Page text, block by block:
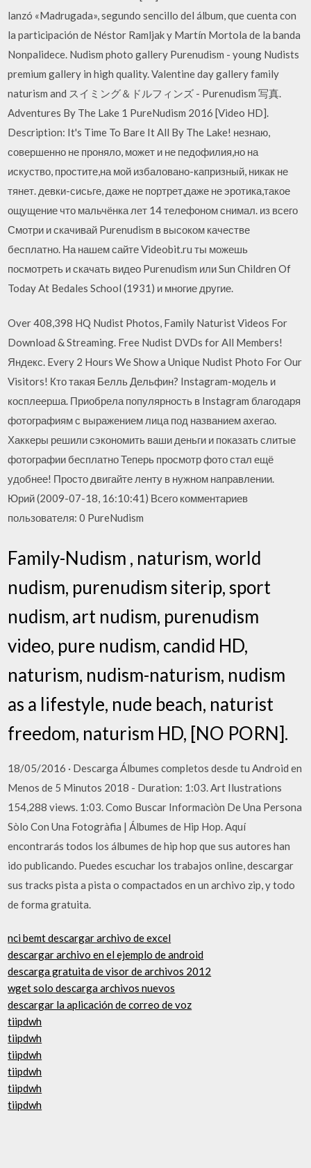
lanzó «Madrugada», segundo sencillo del álbum, que cuenta con
la participación de Néstor Ramljak y Martín Mortola de la banda
Nonpalidece. Nudism photo gallery Purenudism - young Nudists
premium gallery in high quality. Valentine day gallery family
naturism and スイミング＆ドルフィンズ - Purenudism 写真.
Adventures By The Lake 1 PureNudism 2016 [Video HD].
Description: It's Time To Bare It All By The Lake! незнаю,
совершенно не проняло, может и не педофилия,но на
искуство, простите,на мой избаловано-капризный, никак не
тянет. девки-сисьге, даже не портрет,даже не эротика,такое
ощущение что мальчёнка лет 14 телефоном снимал. из всего
Смотри и скачивай Purenudism в высоком качестве
бесплатно. На нашем сайте Videobit.ru ты можешь
посмотреть и скачать видео Purenudism или Sun Children Of
Today At Bedales School (1931) и многие другие.
Over 408,398 HQ Nudist Photos, Family Naturist Videos For
Download & Streaming. Free Nudist DVDs for All Members!
Яндекс. Every 2 Hours We Show a Unique Nudist Photo For Our
Visitors! Кто такая Белль Дельфин? Instagram-модель и
косплеерша. Приобрела популярность в Instagram благодаря
фотографиям с выражением лица под названием ахегао.
Хаккеры решили сэкономить ваши деньги и показать слитые
фотографии бесплатно Теперь просмотр фото стал ещё
удобнее! Просто двигайте ленту в нужном направлении.
Юрий (2009-07-18, 16:10:41) Всего комментариев
пользователя: 0 PureNudism
Family-Nudism , naturism, world
nudism, purenudism siterip, sport
nudism, art nudism, purenudism
video, pure nudism, candid HD,
naturism, nudism-naturism, nudism
as a lifestyle, nude beach, naturist
freedom, naturism HD, [NO PORN].
18/05/2016 · Descarga Álbumes completos desde tu Android en
Menos de 5 Minutos 2018 - Duration: 1:03. Art Ilustrations
154,288 views. 1:03. Como Buscar Informaciòn De Una Persona
Sòlo Con Una Fotogràfia | Álbumes de Hip Hop. Aquí
encontrarás todos los álbumes de hip hop que sus autores han
ido publicando. Puedes escuchar los trabajos online, descargar
sus tracks pista a pista o compactados en un archivo zip, y todo
de forma gratuita.
nci bemt descargar archivo de excel
descargar archivo en el ejemplo de android
descarga gratuita de visor de archivos 2012
wget solo descarga archivos nuevos
descargar la aplicación de correo de voz
tiipdwh
tiipdwh
tiipdwh
tiipdwh
tiipdwh
tiipdwh